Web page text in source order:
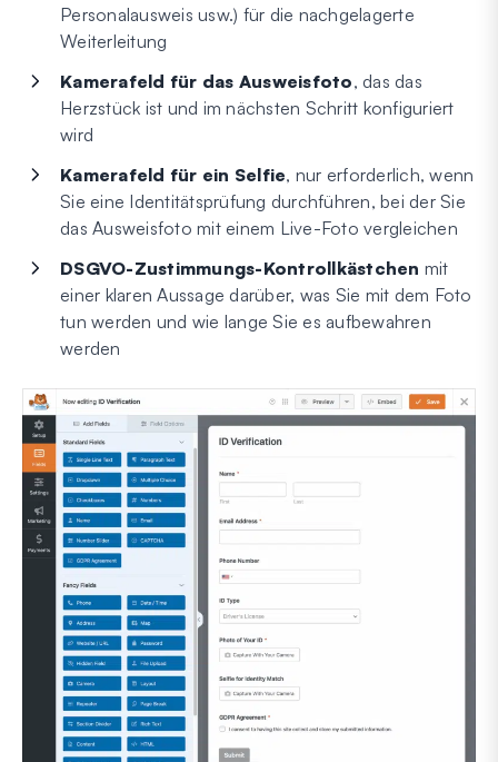
Personalausweis usw.) für die nachgelagerte
Weiterleitung
Kamerafeld für das Ausweisfoto, das das
Herzstück ist und im nächsten Schritt konfiguriert
wird
Kamerafeld für ein Selfie, nur erforderlich, wenn
Sie eine Identitätsprüfung durchführen, bei der Sie
das Ausweisfoto mit einem Live-Foto vergleichen
DSGVO-Zustimmungs-Kontrollkästchen mit
einer klaren Aussage darüber, was Sie mit dem Foto
tun werden und wie lange Sie es aufbewahren
werden